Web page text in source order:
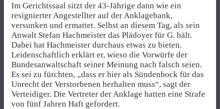
Im Gerichtssaal sitzt der 43-Jährige dann wie ein
resignierter Angestellter auf der Anklagebank,
versunken und ermattet. Selbst an diesem Tag, als sein
Anwalt Stefan Hachmeister das Plädoyer für G. hält.
Dabei hat Hachmeister durchaus etwas zu bieten.
Leidenschaftlich erklärt er, wieso die Vorwürfe der
Bundesanwaltschaft seiner Meinung nach falsch seien.
Es sei zu fürchten, „dass er hier als Sündenbock für das
Unrecht der Verstorbenen herhalten muss“, sagt der
Verteidiger. Die Vertreter der Anklage hatten eine Strafe
von fünf Jahren Haft gefordert.